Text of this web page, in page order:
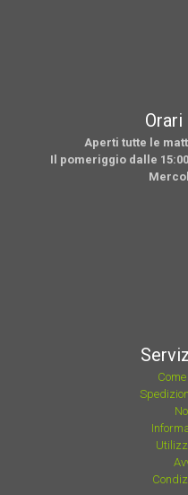
Aperti tutte le
Il pomeriggio dalle